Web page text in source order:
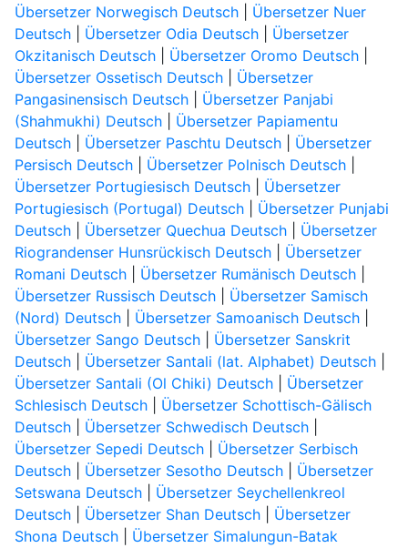
Übersetzer Norwegisch Deutsch| Übersetzer Nuer
Deutsch| Übersetzer Odia Deutsch| Übersetzer
Okzitanisch Deutsch| Übersetzer Oromo Deutsch|
Übersetzer Ossetisch Deutsch| Übersetzer
Pangasinensisch Deutsch| Übersetzer Panjabi
(Shahmukhi) Deutsch| Übersetzer Papiamentu
Deutsch| Übersetzer Paschtu Deutsch| Übersetzer
Persisch Deutsch| Übersetzer Polnisch Deutsch|
Übersetzer Portugiesisch Deutsch| Übersetzer
Portugiesisch (Portugal) Deutsch| Übersetzer Punjabi
Deutsch| Übersetzer Quechua Deutsch| Übersetzer
Riograndenser Hunsrückisch Deutsch| Übersetzer
Romani Deutsch| Übersetzer Rumänisch Deutsch|
Übersetzer Russisch Deutsch| Übersetzer Samisch
(Nord) Deutsch| Übersetzer Samoanisch Deutsch|
Übersetzer Sango Deutsch| Übersetzer Sanskrit
Deutsch| Übersetzer Santali (lat. Alphabet) Deutsch|
Übersetzer Santali (Ol Chiki) Deutsch| Übersetzer
Schlesisch Deutsch| Übersetzer Schottisch-Gälisch
Deutsch| Übersetzer Schwedisch Deutsch|
Übersetzer Sepedi Deutsch| Übersetzer Serbisch
Deutsch| Übersetzer Sesotho Deutsch| Übersetzer
Setswana Deutsch| Übersetzer Seychellenkreol
Deutsch| Übersetzer Shan Deutsch| Übersetzer
Shona Deutsch| Übersetzer Simalungun-Batak